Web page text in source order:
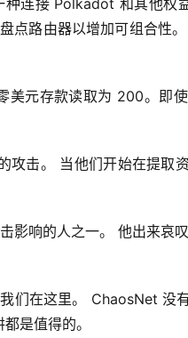
连接 Polkadot 和其他权
路由器以增加可组合性
元存款读取为 200。即
击。 当他们开始在提取
响的人之一。 他出来哀
们在这里。 ChaosNet 没
是值得的。